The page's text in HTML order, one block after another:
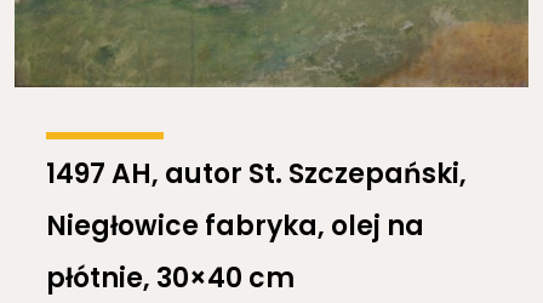
1497 AH, autor St. Szczepański,
Niegłowice fabryka, olej na
płótnie, 30×40 cm